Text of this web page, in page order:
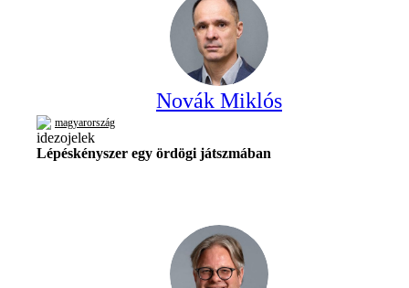
Novák Miklós
magyarország
Lépéskényszer egy ördögi játszmában